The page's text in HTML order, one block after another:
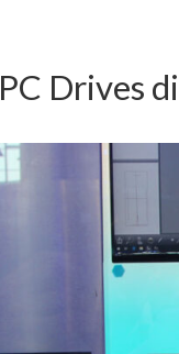
Drives